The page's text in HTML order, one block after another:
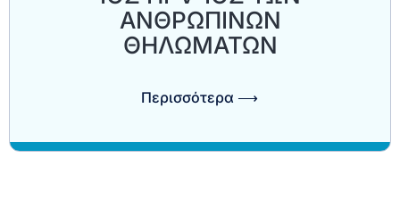
ΑΝΘΡΩΠΙΝΩΝ
ΘΗΛΩΜΑΤΩΝ
Περισσότερα ⟶